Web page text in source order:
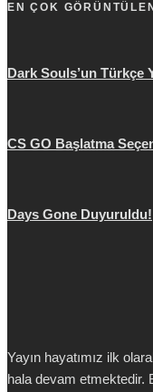
EN ÇOK
Dark Souls’un Türkçe
CS GO Başlatma
Days Gone Duyuruldu!
Yayın hayatımız ilk
hala devam etmektedir.